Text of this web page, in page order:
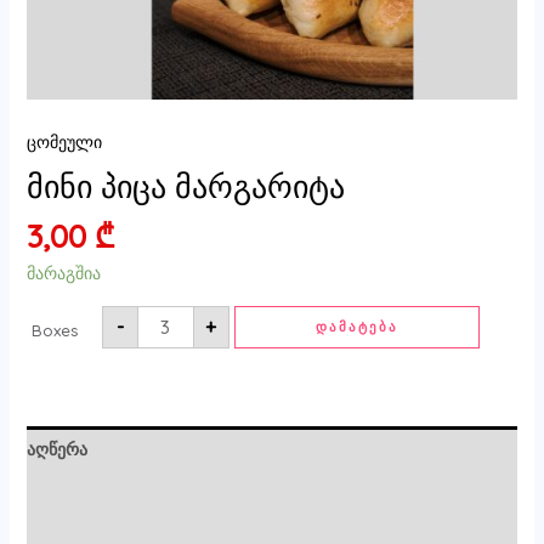
ცომეული
მინი პიცა მარგარიტა
3,00 ₾
მარაგშია
- +
Boxes ᲓᲐᲛᲐᲢᲔᲑᲐ
აღწერა